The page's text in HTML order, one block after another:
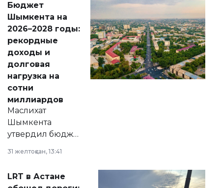
народу
Венесуэлы.
Бюджет
Шымкента на
2026–2028 годы:
рекордные
доходы и
долговая
нагрузка на
сотни
миллиардов
Маслихат
Шымкента
утвердил бюджет
2028 годы.
документ
31 желтоқсан, 13:41
LRT в Астане